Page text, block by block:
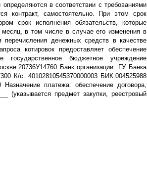
в соответствии с требованиями
контракт, самостоятельно. При этом срок
срок исполнения обязательств, которые
в том числе в случае его изменения в
денежных средств в качестве
котировок предоставляет обеспечение
бюджетное учреждение
Банк организации: ГУ Банка
К/с: 40102810545370000003 БИК:004525988
платежа: обеспечение договора,
(указывается предмет закупки, реестровый